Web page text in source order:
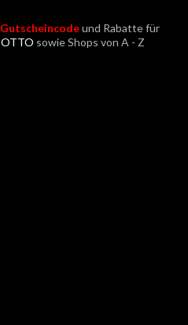
Gutscheincodeund Rabatte für
OTTO sowie Shops von A - Z